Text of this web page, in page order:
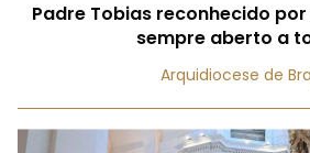
Padre Tobias reconhecido
sempre aberto a
Arquidiocese de